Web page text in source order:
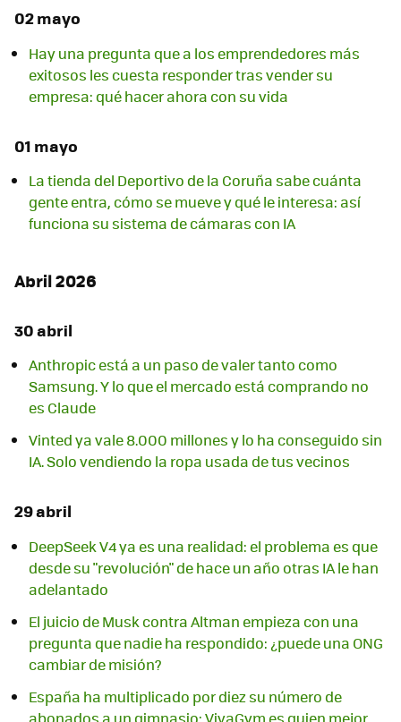
02 mayo
Hay una pregunta que a los emprendedores más
exitosos les cuesta responder tras vender su
empresa: qué hacer ahora con su vida
01 mayo
La tienda del Deportivo de la Coruña sabe cuánta
gente entra, cómo se mueve y qué le interesa: así
funciona su sistema de cámaras con IA
Abril 2026
30 abril
Anthropic está a un paso de valer tanto como
Samsung. Y lo que el mercado está comprando no
es Claude
Vinted ya vale 8.000 millones y lo ha conseguido sin
IA. Solo vendiendo la ropa usada de tus vecinos
29 abril
DeepSeek V4 ya es una realidad: el problema es que
desde su "revolución" de hace un año otras IA le han
adelantado
El juicio de Musk contra Altman empieza con una
pregunta que nadie ha respondido: ¿puede una ONG
cambiar de misión?
España ha multiplicado por diez su número de
abonados a un gimnasio: VivaGym es quien mejor